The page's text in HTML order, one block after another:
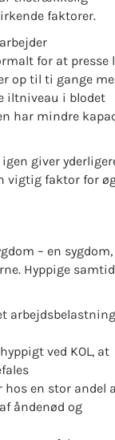
faktorer.
for at presse
op til ti gange
iltniveau i blodet
har mindre
giver
vigtig faktor for
– en sygdom,
Hyppige
ved KOL, at
en stor andel
åndenød og